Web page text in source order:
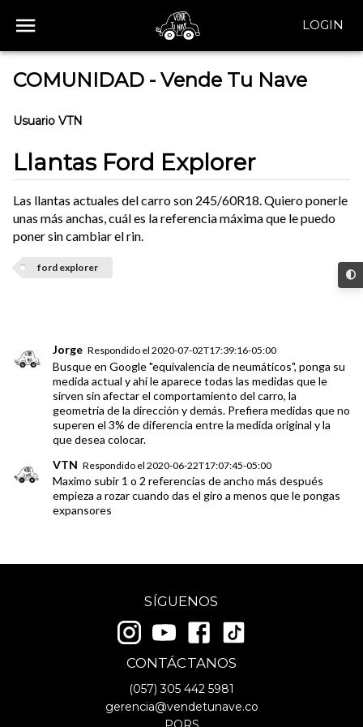
LOGIN
COMUNIDAD - Vende Tu Nave
Usuario VTN
Llantas Ford Explorer
Las llantas actuales del carro son 245/60R18. Quiero ponerle
unas más anchas, cuál es la referencia máxima que le puedo
poner sin cambiar el rin.
ford explorer
Jorge Respondido el2020-07-02T17:39:16-05:00
Busque en Google "equivalencia de neumáticos", ponga su
medida actual y ahí le aparece todas las medidas que le
sirven sin afectar el comportamiento del carro, la
geometría de la dirección y demás. Prefiera medidas que no
superen el 3% de diferencia entre la medida original y la
que desea colocar.
VTN Respondido el2020-06-22T17:07:45-05:00
Maximo subir 1 o 2 referencias de ancho más después
empieza a rozar cuando das el giro a menos que le pongas
expansores
SÍGUENOS
CONTÁCTANOS
(057)305 442 5981
gerencia@vendetunave.co